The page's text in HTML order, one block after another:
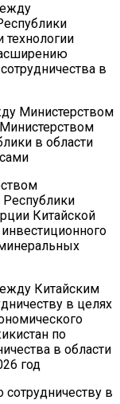
технологии
в
Министерством
в области
Китайской
Китайским
в целях
по
в области
год
в